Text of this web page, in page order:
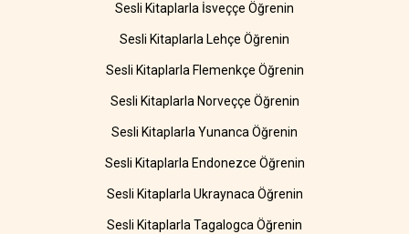
Sesli Kitaplarla İsveççe Öğrenin
Sesli Kitaplarla Lehçe Öğrenin
Sesli Kitaplarla Flemenkçe Öğrenin
Sesli Kitaplarla Norveççe Öğrenin
Sesli Kitaplarla Yunanca Öğrenin
Sesli Kitaplarla Endonezce Öğrenin
Sesli Kitaplarla Ukraynaca Öğrenin
Sesli Kitaplarla Tagalogca Öğrenin